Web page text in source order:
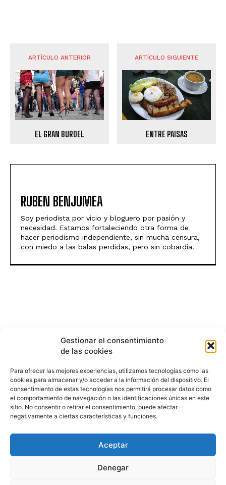
Gestionar el consentimiento
de las cookies
Para ofrecer las mejores experiencias, utilizamos tecnologías como las
cookies para almacenar y/o acceder a la información del dispositivo. El
consentimiento de estas tecnologías nos permitirá procesar datos como
el comportamiento de navegación o las identificaciones únicas en este
sitio. No consentir o retirar el consentimiento, puede afectar
negativamente a ciertas características y funciones.
Aceptar
Denegar
ARTÍCULO ANTERIOR
EL GRAN BURDEL
ARTÍCULO SIGUIENTE
ENTRE PAISAS
RUBEN BENJUMEA
Soy periodista por vicio y bloguero por pasión y
necesidad. Estamos fortaleciendo otra forma de
hacer periodismo independiente, sin mucha censura,
con miedo a las balas perdidas, pero sin cobardía.
HISTORIA PODCAST